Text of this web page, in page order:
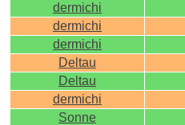
dermichi
dermichi
dermichi
Deltau
Deltau
dermichi
Sonne